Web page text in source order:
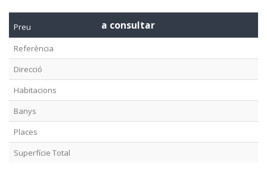
Preu a consultar
Referència
Direcció
Habitacions
Banys
Places
Superfície Total